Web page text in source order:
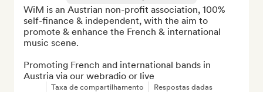
WiM is an Austrian non-profit association, 100%
self-finance & independent, with the aim to
promote & enhance the French & international
music scene.
Promoting French and international bands in
Austria via our webradio or live
Taxa de compartilhamento Respostas dadas